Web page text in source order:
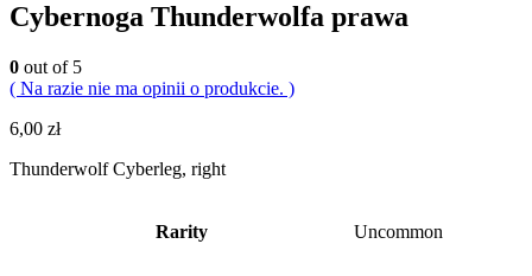
Cybernoga Thunderwolfa prawa
0 out of 5
( Na razie nie ma opinii o produkcie. )
6,00 zł
Thunderwolf Cyberleg, right
Rarity Uncommon